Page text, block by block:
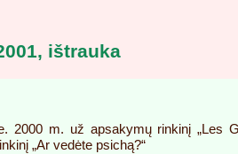
ištrauka
2000 m. už apsakymų rinkinį „Les
„Ar vedėte psichą?“